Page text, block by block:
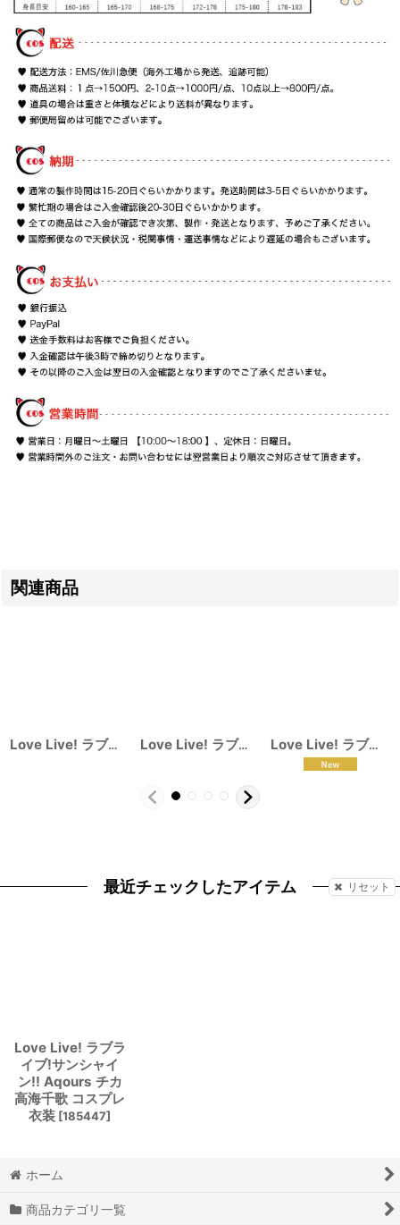
関連商品
Love Live! ラブライブ! サンシャイン!! Aqours 黒澤ルビィ 国木田花丸 津島善子 コスプレ衣装 Love Live! ラブライブ! ベースボール編 覚醒前 矢澤 にこ コスプレ衣装 Love Live! ラブライブ! 南ことり 婦警 覚醒後 コスプレ衣装
最近チェックしたアイテム リセット
Love Live! ラブラ
イブ!サンシャイ
ン!! Aqours チカ
高海千歌 コスプレ
衣装 [185447]
ホーム
商品カテゴリ一覧